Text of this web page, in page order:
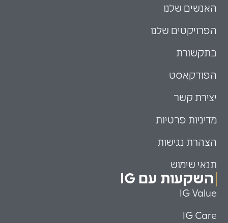
האנשים שלנו
הפרויקטים שלנו
בתקשורת
הפודקאסט
יצירת קשר
מדיניות פרטיות
הצהרת נגישות
תנאי שימוש
השקעות עם IG
IG Value
IG Care